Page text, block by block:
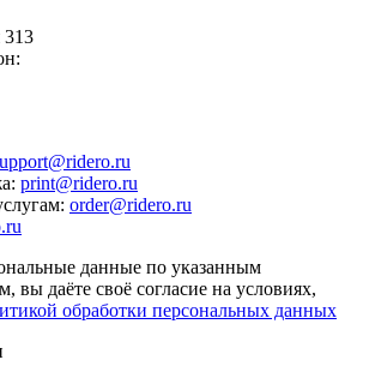
313
:
: print@ridero.ru
: order@ridero.ru
данные по указанным
вы даёте своё согласие на условиях,
обработки персональных данных